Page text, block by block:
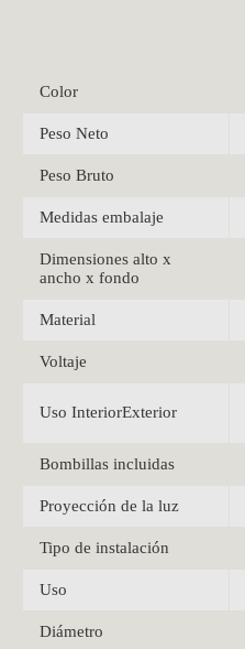
Color
Peso Neto
Peso Bruto
Medidas embalaje
Dimensiones alto x
ancho x fondo
Material
Voltaje
Uso InteriorExterior
Bombillas incluidas
Proyección de la luz
Tipo de instalación
Uso
Diámetro